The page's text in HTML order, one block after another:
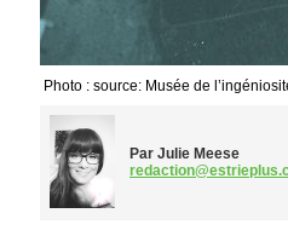
Photo : source: Musée de
Par Julie Meese